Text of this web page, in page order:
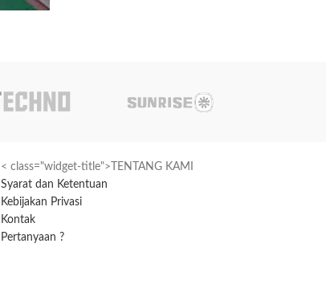
< class="widget-title">TENTANG KAMI
Syarat dan Ketentuan
Kebijakan Privasi
Kontak
Pertanyaan ?